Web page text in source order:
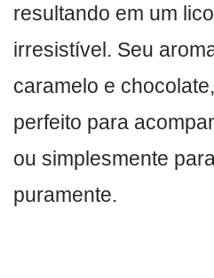
resultando em um
irresistível. Seu
caramelo e
perfeito para
ou simplesmente
puramente.